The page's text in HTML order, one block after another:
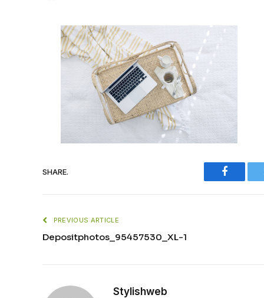
SHARE.
PREVIOUS ARTICLE
Depositphotos_95457530_XL-1
Stylishweb